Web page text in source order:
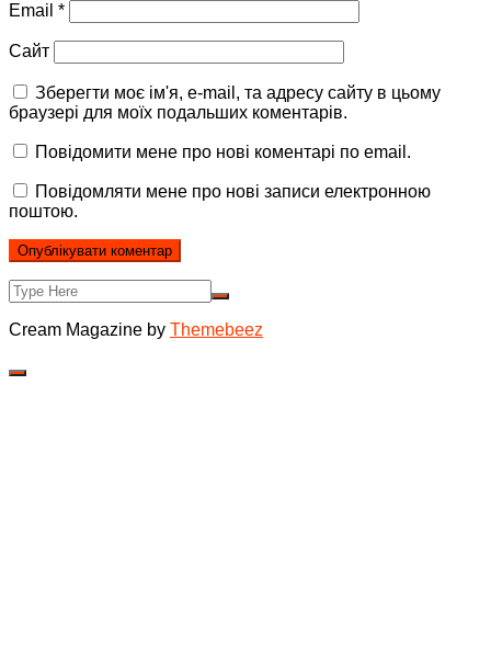
Email *
Сайт
Зберегти моє ім'я, e-mail, та адресу сайту в цьому
браузері для моїх подальших коментарів.
Повідомити мене про нові коментарі по email.
Повідомляти мене про нові записи електронною
поштою.
Cream Magazine by Themebeez